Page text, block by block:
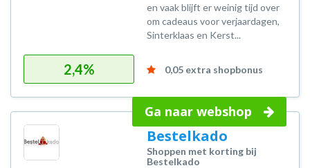
en vaak blijft er weinig tijd over
om cadeaus voor verjaardagen,
Sinterklaas en Kerst...
2,4% 0,05 extra shopbonus
Ga naar webshop
Bestelkado
Shoppen met korting bij
Bestelkado